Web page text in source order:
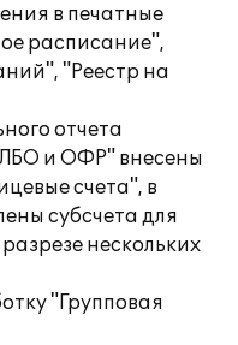
в печатные
расписание",
"Реестр на
отчета
и ОФР" внесены
счета", в
субсчета для
нескольких
"Групповая